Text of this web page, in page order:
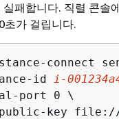
패합니다. 직렬 콘솔
초가 걸립니다.
connect
id
i-
port 0 \
key